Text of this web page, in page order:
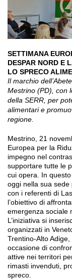
SETTIMANA
DESPAR NORD E
LO SPRECO
Il marchio
Mestrino (PD), con
della SERR, per
alimentari e
regione.
Mestrino, 21
Europea per la
impegno nel
supportare tutte le
cui opera. In
oggi nella sua
con i referenti di
l’obiettivo di
emergenza sociale
L’iniziativa si
organizzati in
Trentino-Alto
occasione di
attive nei territori
rimasti invenduti,
spreco.